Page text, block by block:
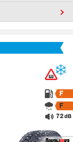
F
F
72 dB